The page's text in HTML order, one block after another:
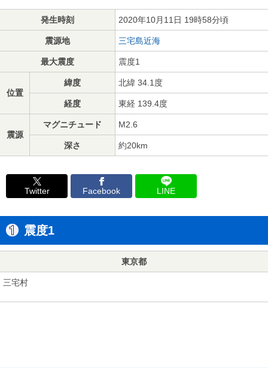
発生時刻 2020年10月11日 19時58分頃
震源地 三宅島近海
最大震度 震度1
位置
緯度 北緯 34.1度
経度 東経 139.4度
震源
マグニチュード M2.6
深さ 約20km
Twitter Facebook LINE
震度1
東京都
三宅村